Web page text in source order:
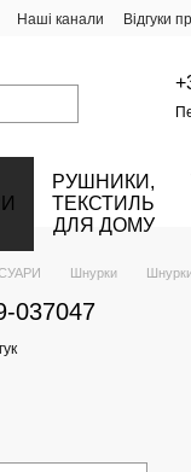
Наші канали Відгуки
РУШНИКИ,
ТЕКСТИЛЬ
ДЛЯ ДОМУ
Шнурки
037047